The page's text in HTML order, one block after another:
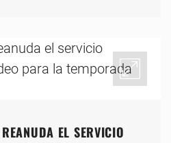
EL SERVICIO